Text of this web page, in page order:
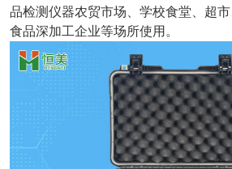
品检测仪器农贸市场、学校食堂、超市
食品深加工企业等场所使用。